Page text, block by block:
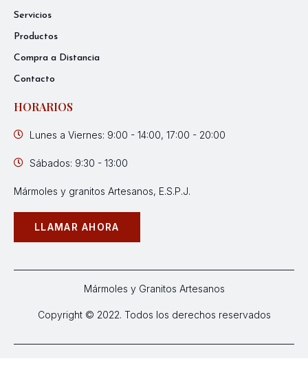
Servicios
Productos
Compra a Distancia
Contacto
HORARIOS
Lunes a Viernes: 9:00 - 14:00, 17:00 - 20:00
Sábados: 9:30 - 13:00
Mármoles y granitos Artesanos, E.S.P.J.
LLAMAR AHORA
Mármoles y Granitos Artesanos
Copyright © 2022. Todos los derechos reservados